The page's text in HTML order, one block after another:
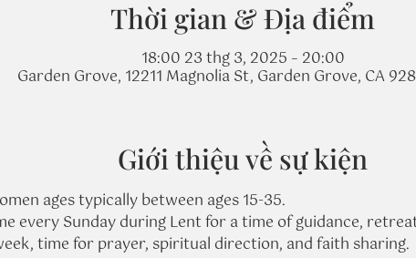
Thời gian & Địa điểm
18:00 23 thg 3, 2025 – 20:00
Garden Grove, 12211 Magnolia St, Garden Grove, CA
Giới thiệu về sự kiện
ages typically between ages 15-35.
every Sunday during Lent for a time of guidance,
time for prayer, spiritual direction, and faith sharing.